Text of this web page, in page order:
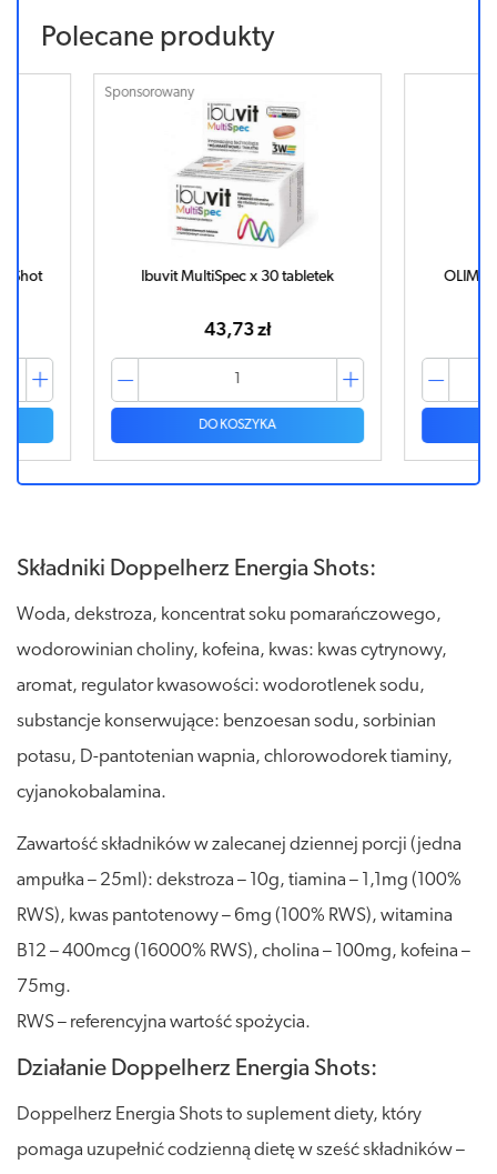
Polecane produkty
Shot
Sponsorowany
Ibuvit MultiSpec x 30 tabletek
43,73 zł
DO KOSZYKA
OLIMP
Składniki Doppelherz Energia Shots:
Woda, dekstroza, koncentrat soku pomarańczowego,
wodorowinian choliny, kofeina, kwas: kwas cytrynowy,
aromat, regulator kwasowości: wodorotlenek sodu,
substancje konserwujące: benzoesan sodu, sorbinian
potasu, D-pantotenian wapnia, chlorowodorek tiaminy,
cyjanokobalamina.
Zawartość składników w zalecanej dziennej porcji (jedna
ampułka – 25ml): dekstroza – 10g, tiamina – 1,1mg (100%
RWS), kwas pantotenowy – 6mg (100% RWS), witamina
B12 – 400mcg (16000% RWS), cholina – 100mg, kofeina –
75mg.
RWS – referencyjna wartość spożycia.
Działanie Doppelherz Energia Shots:
Doppelherz Energia Shots to suplement diety, który
pomaga uzupełnić codzienną dietę w sześć składników –